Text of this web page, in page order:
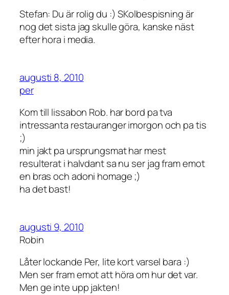
Stefan: Du är rolig du :) SKolbespisning är
nog det sista jag skulle göra, kanske näst
efter hora i media.
augusti 8, 2010
per
Kom till lissabon Rob. har bord pa tva
intressanta restauranger imorgon och pa tis
;)
min jakt pa ursprungsmat har mest
resulterat i halvdant sa nu ser jag fram emot
en bras och adoni homage ;)
ha det bast!
augusti 9, 2010
Robin
Låter lockande Per, lite kort varsel bara :)
Men ser fram emot att höra om hur det var.
Men ge inte upp jakten!